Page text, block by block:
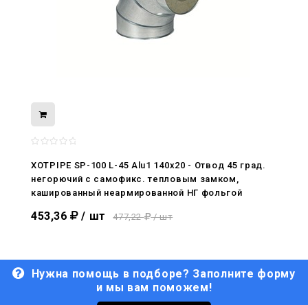
XOTPIPE SP-100 L-45 Alu1 140x20 - Отвод 45 град.
негорючий c самофикс. тепловым замком,
кашированный неармированной НГ фольгой
453,36 / шт 477,22 / шт
Нужна помощь в подборе? Заполните форму
и мы вам поможем!
нами
29.04.2026
29.06.2026